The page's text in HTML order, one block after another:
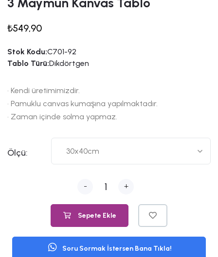
₺549,90
Stok Kodu:C701-92
Tablo Türü:Dikdörtgen
• Kendi üretimimizdir.
• Pamuklu canvas kumaşına yapılmaktadır.
• Zaman içinde solma yapmaz.
Ölçü:
- +
Sepete Ekle
Soru Sormak İstersen Bana Tıkla!